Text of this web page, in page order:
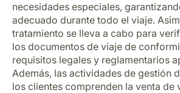
necesidades especiales,
adecuado durante todo el viaje.
tratamiento se lleva a cabo para
los documentos de viaje de
requisitos legales y reglamentarios
Además, las actividades de gestión
los clientes comprenden la venta de